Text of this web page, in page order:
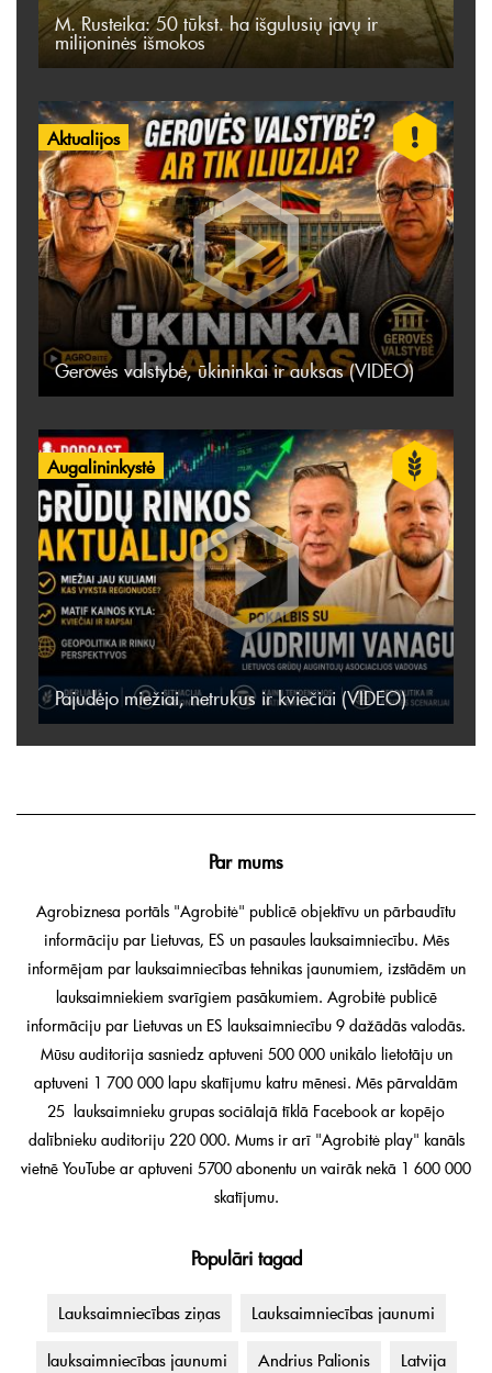
M. Rusteika: 50 tūkst. ha išgulusių javų ir
milijoninės išmokos
Aktualijos
Gerovės valstybė, ūkininkai ir auksas (VIDEO)
Augalininkystė
Pajudėjo miežiai, netrukus ir kviečiai (VIDEO)
Par mums
Agrobiznesa portāls "Agrobitė" publicē objektīvu un pārbaudītu
informāciju par Lietuvas, ES un pasaules lauksaimniecību. Mēs
informējam par lauksaimniecības tehnikas jaunumiem, izstādēm un
lauksaimniekiem svarīgiem pasākumiem. Agrobitė publicē
informāciju par Lietuvas un ES lauksaimniecību 9 dažādās valodās.
Mūsu auditorija sasniedz aptuveni 500 000 unikālo lietotāju un
aptuveni 1 700 000 lapu skatījumu katru mēnesi. Mēs pārvaldām
25 lauksaimnieku grupas sociālajā tīklā Facebook ar kopējo
dalībnieku auditoriju 220 000. Mums ir arī "Agrobitė play" kanāls
vietnē YouTube ar aptuveni 5700 abonentu un vairāk nekā 1 600 000
skatījumu.
Populāri tagad
Lauksaimniecības ziņas Lauksaimniecības jaunumi
lauksaimniecības jaunumi Andrius Palionis Latvija